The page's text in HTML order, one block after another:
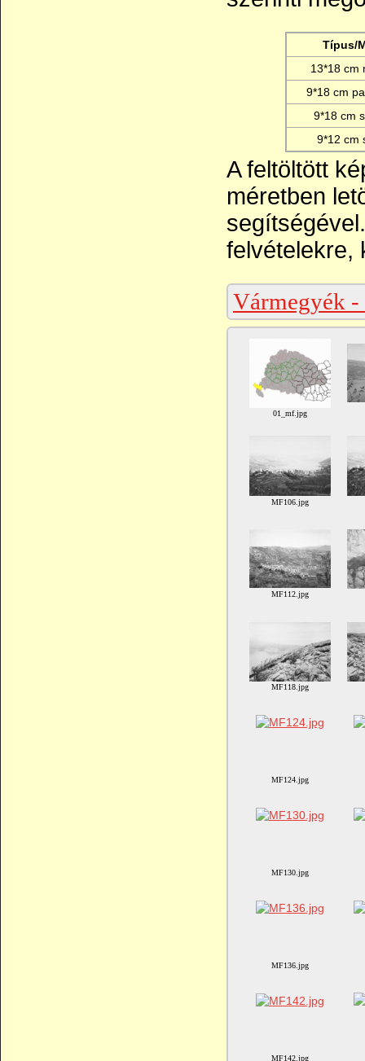
Típus/
13*18 cm
9*18 cm
9*18 cm
9*12 cm
A feltöltött
méretben
felvételekre,
Vármegyék -
01_mf.jpg
MF106.jpg
MF112.jpg
MF118.jpg
MF124.jpg
MF130.jpg
MF136.jpg
MF142.jpg